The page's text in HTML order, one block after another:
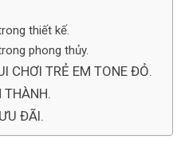
thiết kế.
phong thủy.
CHƠI TRẺ EM TONE ĐỎ.
THÀNH.
ĐÃI.